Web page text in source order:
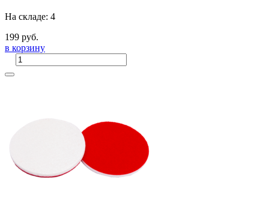
На складе: 4
199 руб.
в корзину